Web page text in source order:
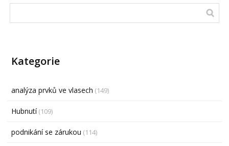
Kategorie
analýza prvků ve vlasech (149)
Hubnutí(109)
podnikání se zárukou (114)